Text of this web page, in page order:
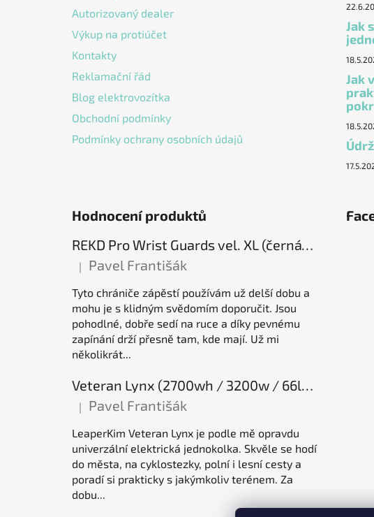
Autorizovaný dealer
Výkup na protiúčet
Kontakty
Reklamační řád
Blog elektrovozítka
Obchodní podmínky
Podmínky ochrany osobních údajů
Jak
Jak
Hodnocení produktů
REKD Pro Wrist Guards vel. XL (černá) chrániče zápěstí
Hodnocení produktu je 5 z 5 hvězdiček.
| Pavel Františák
Tyto chrániče zápěstí používám už delší dobu a
mohu je s klidným svědomím doporučit. Jsou
pohodlné, dobře sedí na ruce a díky pevnému
zapínání drží přesně tam, kde mají. Už mi
několikrát...
Veteran Lynx (2700wh / 3200w / 66lb / 50E), elektrická jednokolka
Hodnocení produktu je 5 z 5 hvězdiček.
| Pavel Františák
LeaperKim Veteran Lynx je podle mě opravdu
univerzální elektrická jednokolka. Skvěle se hodí
do města, na cyklostezky, polní i lesní cesty a
poradí si prakticky s jakýmkoliv terénem. Za
dobu...